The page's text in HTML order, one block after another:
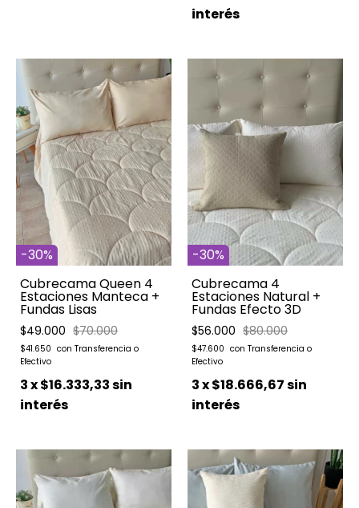
interés
-30%
Cubrecama Queen 4
Estaciones Manteca +
Fundas Lisas
$49.000 $70.000
$41.650
3x$16.333,33sin
interés
-30%
Cubrecama 4
Estaciones Natural +
Fundas Efecto 3D
$56.000 $80.000
$47.600
3x$18.666,67sin
interés